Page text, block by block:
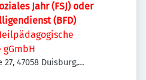
Jahr (FSJ) oder
(BFD)
47058 Duisburg,